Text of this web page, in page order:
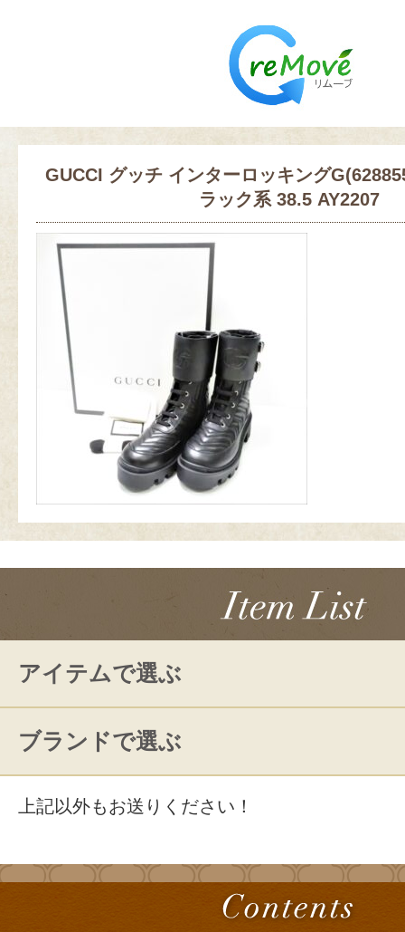
GUCCI グッチ インターロッキング
ラック系 38.5 AY2207
アイテムで選ぶ
ブランドで選ぶ
上記以外もお送りください！